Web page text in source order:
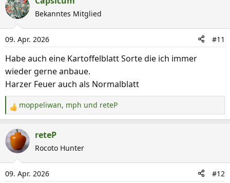
k
t
i
o
n
n
:
Bekanntes Mitglied
09. Apr. 2026 #11
Habe auch eine Kartoffelblatt Sorte die ich immer
wieder gerne anbaue.
Harzer Feuer auch als Normalblatt
R
e
a
k
t
i
o
moppeliwan, mph und reteP
reteP
Rocoto Hunter
09. Apr. 2026 #12